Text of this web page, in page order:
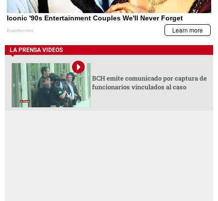
LA PRENSA VIDEOS
BCH emite comunicado por captura de
funcionarios vinculados al caso